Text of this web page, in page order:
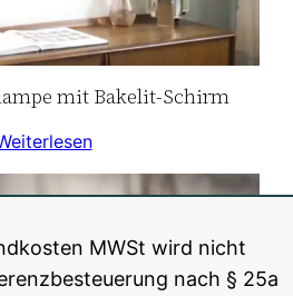
MWSt wird nicht
nach § 25a
mit Bakelit-Schirm